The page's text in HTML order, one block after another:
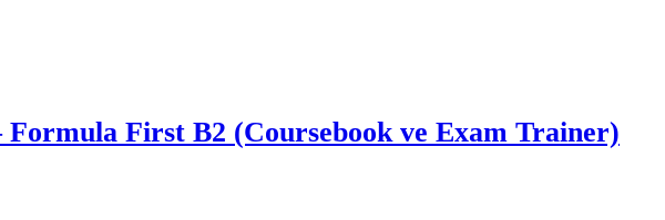
Formula First B2 (Coursebook ve Exam Trainer)